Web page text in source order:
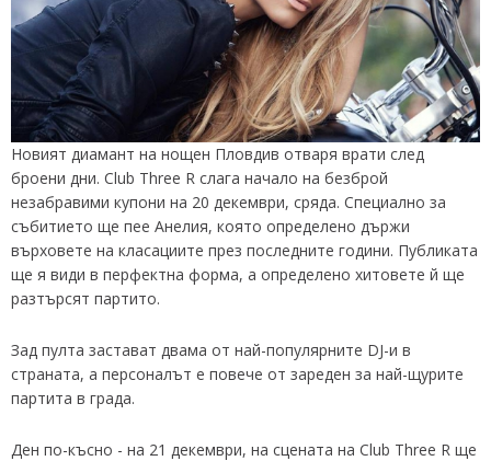
Новият диамант на нощен Пловдив отваря врати след
броени дни. Club Three R слага начало на безброй
незабравими купони на 20 декември, сряда. Специално за
събитието ще пее Анелия, която определено държи
върховете на класациите през последните години. Публиката
ще я види в перфектна форма, а определено хитовете й ще
разтърсят партито.
Зад пулта застават двама от най-популярните DJ-и в
страната, а персоналът е повече от зареден за най-щурите
партита в града.
Ден по-късно - на 21 декември, на сцената на Club Three R ще